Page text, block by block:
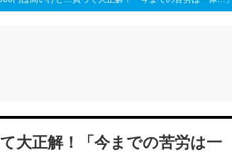
大正解！「今までの苦労は一